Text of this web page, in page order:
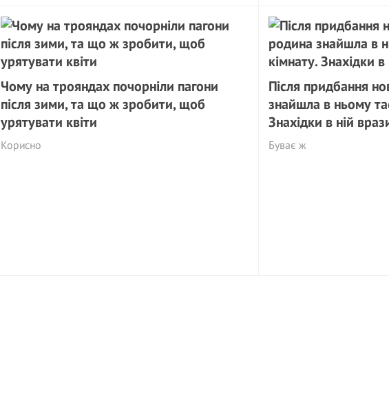
Чому на трояндах почорніли пагони
після зими, та що ж зробити, щоб
урятувати квіти
Корисно
Після придбання
знайшла в ньому
Знахідки в ній
Буває ж